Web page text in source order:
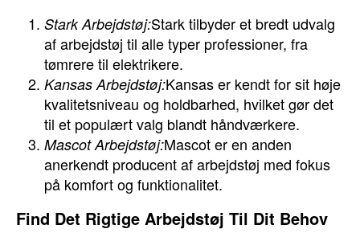
Stark Arbejdstøj:Stark tilbyder et bredt udvalg
af arbejdstøj til alle typer professioner, fra
tømrere til elektrikere.
Kansas Arbejdstøj:Kansas er kendt for sit høje
kvalitetsniveau og holdbarhed, hvilket gør det
til et populært valg blandt håndværkere.
Mascot Arbejdstøj:Mascot er en anden
anerkendt producent af arbejdstøj med fokus
på komfort og funktionalitet.
Find Det Rigtige Arbejdstøj Til Dit Behov